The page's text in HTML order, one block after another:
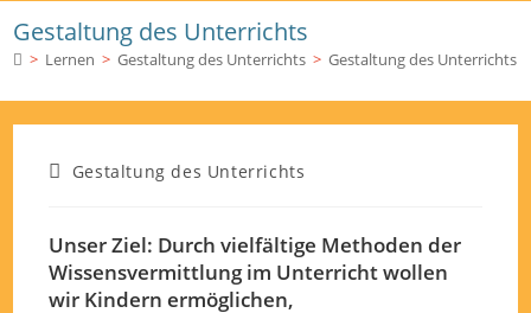
Gestaltung des Unterrichts
> Lernen > Gestaltung des Unterrichts > Gestaltung des Unterrichts
Gestaltung des Unterrichts
Unser Ziel: Durch vielfältige Methoden der
Wissensvermittlung im Unterricht wollen
wir Kindern ermöglichen,